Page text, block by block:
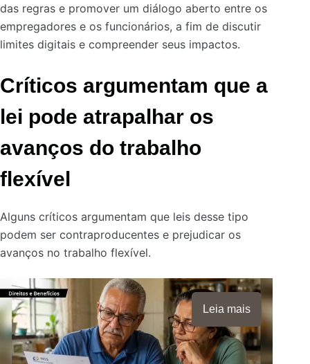
das regras e promover um diálogo aberto entre os
empregadores e os funcionários, a fim de discutir
limites digitais e compreender seus impactos.
Críticos argumentam que a
lei pode atrapalhar os
avanços do trabalho
flexível
Alguns críticos argumentam que leis desse tipo
podem ser contraproducentes e prejudicar os
avanços no trabalho flexível.
Leia mais